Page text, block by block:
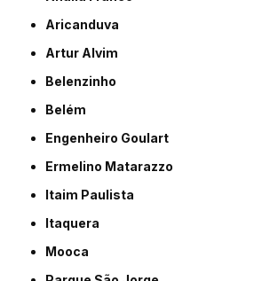
Aricanduva
Artur Alvim
Belenzinho
Belém
Engenheiro Goulart
Ermelino Matarazzo
Itaim Paulista
Itaquera
Mooca